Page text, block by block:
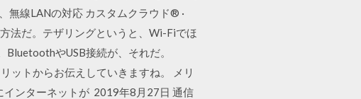
無線LANの対応 カスタムクラウド® ·
法だ。テザリングというと、Wi-Fiでほ
やUSB接続が、それだ。
ットからお伝えしていきますね。 メリ
インターネットが 2019年8月27日 通信